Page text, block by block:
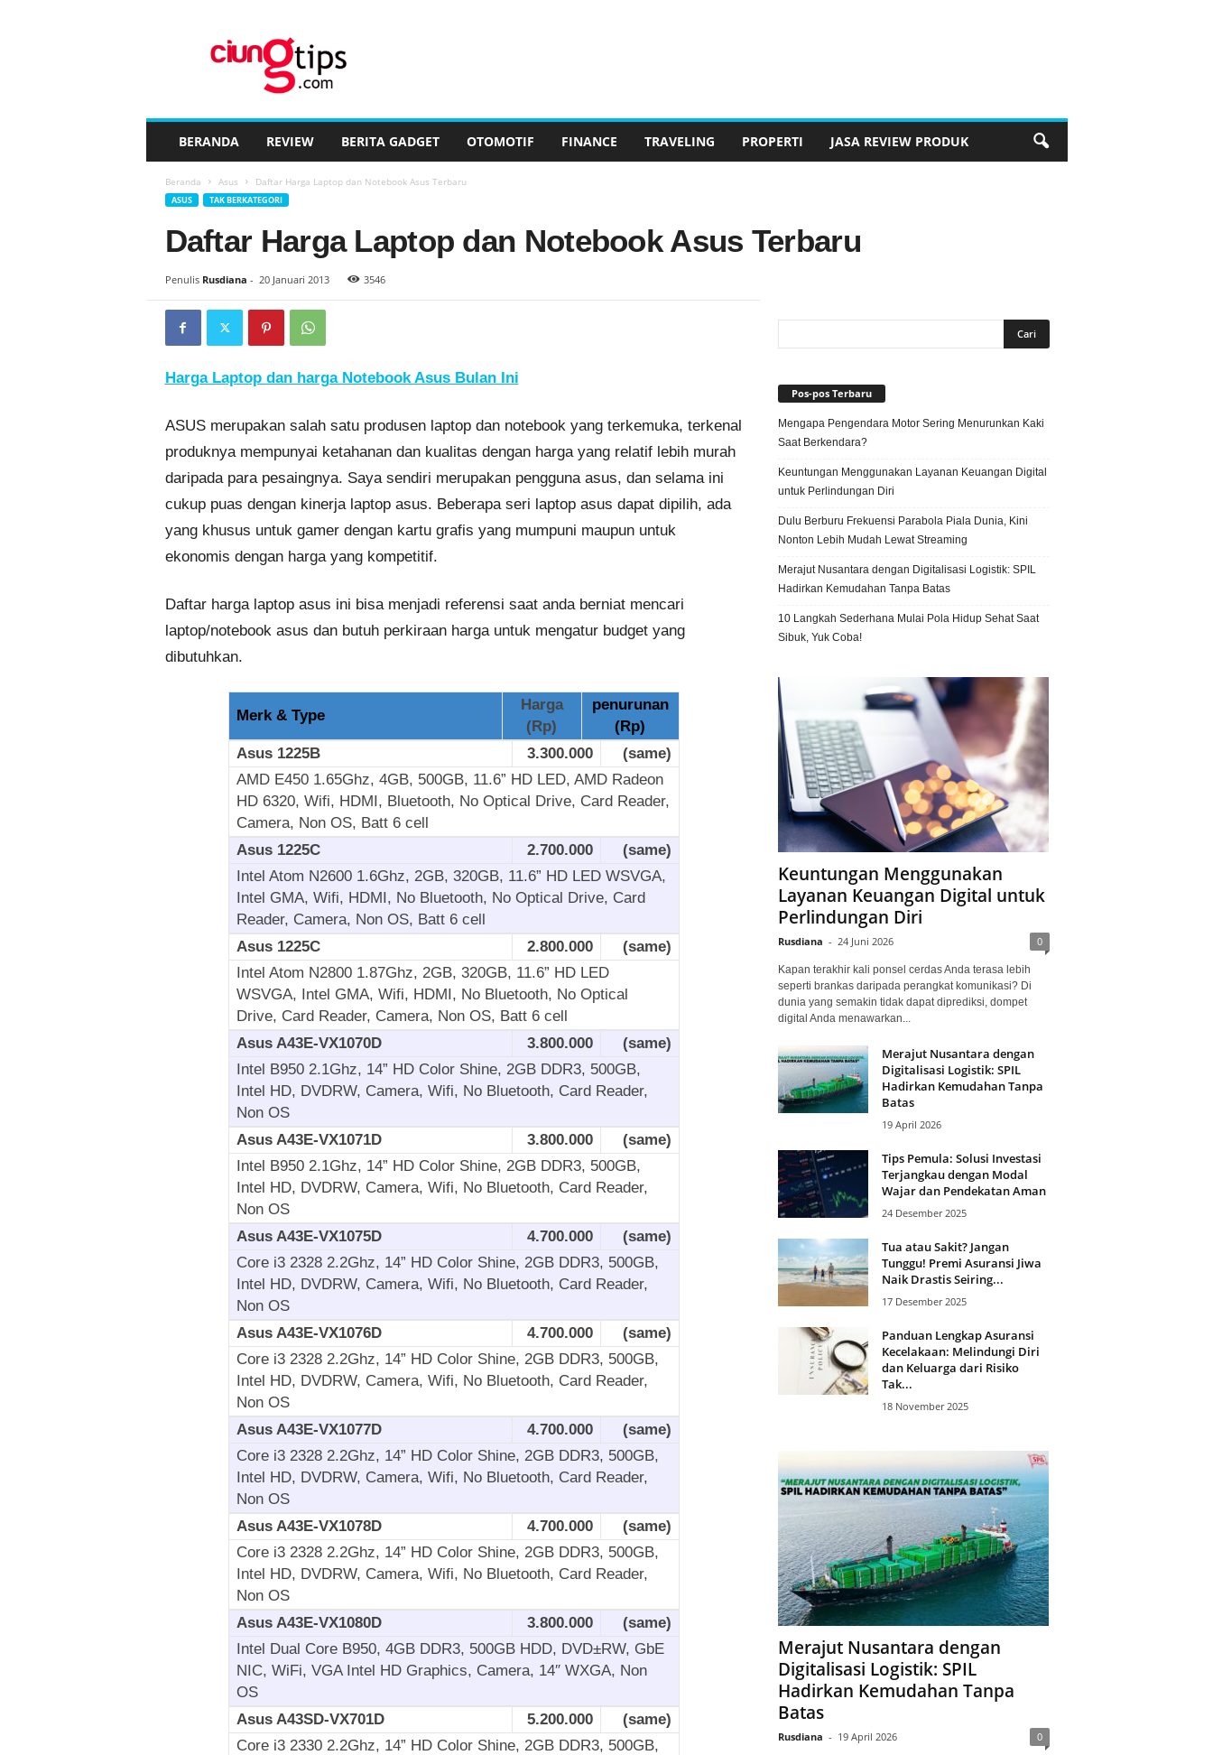
BERANDA REVIEW BERITA GADGET OTOMOTIF FINANCE TRAVELING PROPERTI JASA REVIEW PRODUK
Beranda Asus Daftar Harga Laptop dan Notebook Asus Terbaru
ASUS TAK BERKATEGORI
Daftar Harga Laptop dan Notebook Asus Terbaru
Penulis Rusdiana - 20 Januari 2013 3546
Harga Laptop dan harga Notebook Asus Bulan Ini
ASUS merupakan salah satu produsen laptop dan notebook yang terkemuka, terkenal
produknya mempunyai ketahanan dan kualitas dengan harga yang relatif lebih murah
daripada para pesaingnya. Saya sendiri merupakan pengguna asus, dan selama ini
cukup puas dengan kinerja laptop asus. Beberapa seri laptop asus dapat dipilih, ada
yang khusus untuk gamer dengan kartu grafis yang mumpuni maupun untuk
ekonomis dengan harga yang kompetitif.
Daftar harga laptop asus ini bisa menjadi referensi saat anda berniat mencari
laptop/notebook asus dan butuh perkiraan harga untuk mengatur budget yang
dibutuhkan.
Merk & Type
Harga
(Rp)
penurunan
(Rp)
Asus 1225B
3.300.000
(same)
AMD E450 1.65Ghz, 4GB, 500GB, 11.6” HD LED, AMD Radeon
HD 6320, Wifi, HDMI, Bluetooth, No Optical Drive, Card Reader,
Camera, Non OS, Batt 6 cell
Asus 1225C
2.700.000
(same)
Intel Atom N2600 1.6Ghz, 2GB, 320GB, 11.6” HD LED WSVGA,
Intel GMA, Wifi, HDMI, No Bluetooth, No Optical Drive, Card
Reader, Camera, Non OS, Batt 6 cell
Asus 1225C
2.800.000
(same)
Intel Atom N2800 1.87Ghz, 2GB, 320GB, 11.6” HD LED
WSVGA, Intel GMA, Wifi, HDMI, No Bluetooth, No Optical
Drive, Card Reader, Camera, Non OS, Batt 6 cell
Asus A43E-VX1070D
3.800.000
(same)
Intel B950 2.1Ghz, 14” HD Color Shine, 2GB DDR3, 500GB,
Intel HD, DVDRW, Camera, Wifi, No Bluetooth, Card Reader,
Non OS
Asus A43E-VX1071D
3.800.000
(same)
Intel B950 2.1Ghz, 14” HD Color Shine, 2GB DDR3, 500GB,
Intel HD, DVDRW, Camera, Wifi, No Bluetooth, Card Reader,
Non OS
Asus A43E-VX1075D
4.700.000
(same)
Core i3 2328 2.2Ghz, 14” HD Color Shine, 2GB DDR3, 500GB,
Intel HD, DVDRW, Camera, Wifi, No Bluetooth, Card Reader,
Non OS
Asus A43E-VX1076D
4.700.000
(same)
Core i3 2328 2.2Ghz, 14” HD Color Shine, 2GB DDR3, 500GB,
Intel HD, DVDRW, Camera, Wifi, No Bluetooth, Card Reader,
Non OS
Asus A43E-VX1077D
4.700.000
(same)
Core i3 2328 2.2Ghz, 14” HD Color Shine, 2GB DDR3, 500GB,
Intel HD, DVDRW, Camera, Wifi, No Bluetooth, Card Reader,
Non OS
Asus A43E-VX1078D
4.700.000
(same)
Core i3 2328 2.2Ghz, 14” HD Color Shine, 2GB DDR3, 500GB,
Intel HD, DVDRW, Camera, Wifi, No Bluetooth, Card Reader,
Non OS
Asus A43E-VX1080D
3.800.000
(same)
Intel Dual Core B950, 4GB DDR3, 500GB HDD, DVD±RW, GbE
NIC, WiFi, VGA Intel HD Graphics, Camera, 14″ WXGA, Non
OS
Asus A43SD-VX701D
5.200.000
(same)
Core i3 2330 2.2Ghz, 14” HD Color Shine, 2GB DDR3, 500GB,
Pos-pos Terbaru
Mengapa Pengendara Motor Sering Menurunkan Kaki
Saat Berkendara?
Keuntungan Menggunakan Layanan Keuangan Digital
untuk Perlindungan Diri
Dulu Berburu Frekuensi Parabola Piala Dunia, Kini
Nonton Lebih Mudah Lewat Streaming
Merajut Nusantara dengan Digitalisasi Logistik: SPIL
Hadirkan Kemudahan Tanpa Batas
10 Langkah Sederhana Mulai Pola Hidup Sehat Saat
Sibuk, Yuk Coba!
Keuntungan Menggunakan
Layanan Keuangan Digital untuk
Perlindungan Diri
Rusdiana - 24 Juni 2026 0
Kapan terakhir kali ponsel cerdas Anda terasa lebih
seperti brankas daripada perangkat komunikasi? Di
dunia yang semakin tidak dapat diprediksi, dompet
digital Anda menawarkan...
Merajut Nusantara dengan
Digitalisasi Logistik: SPIL
Hadirkan Kemudahan Tanpa
Batas
19 April 2026
Tips Pemula: Solusi Investasi
Terjangkau dengan Modal
Wajar dan Pendekatan Aman
24 Desember 2025
Tua atau Sakit? Jangan
Tunggu! Premi Asuransi Jiwa
Naik Drastis Seiring...
17 Desember 2025
Panduan Lengkap Asuransi
Kecelakaan: Melindungi Diri
dan Keluarga dari Risiko
Tak...
18 November 2025
Merajut Nusantara dengan
Digitalisasi Logistik: SPIL
Hadirkan Kemudahan Tanpa
Batas
Rusdiana - 19 April 2026 0